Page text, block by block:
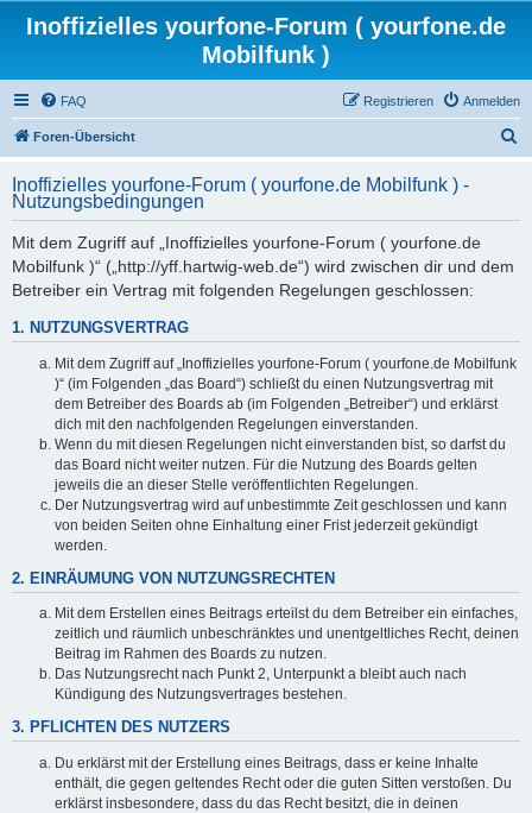
Inoffizielles yourfone-Forum ( yourfone.de
Mobilfunk )
FAQ Anmelden
Registrieren
Foren-Übersicht
h
Inoffizielles yourfone-Forum ( yourfone.de Mobilfunk ) -
Nutzungsbedingungen
Mit dem Zugriff auf „Inoffizielles yourfone-Forum ( yourfone.de
Mobilfunk )“ („http://yff.hartwig-web.de“) wird zwischen dir und dem
Betreiber ein Vertrag mit folgenden Regelungen geschlossen:
1. NUTZUNGSVERTRAG
Mit dem Zugriff auf „Inoffizielles yourfone-Forum ( yourfone.de Mobilfunk
)“ (im Folgenden „das Board“) schließt du einen Nutzungsvertrag mit
dem Betreiber des Boards ab (im Folgenden „Betreiber“) und erklärst
dich mit den nachfolgenden Regelungen einverstanden.
Wenn du mit diesen Regelungen nicht einverstanden bist, so darfst du
das Board nicht weiter nutzen. Für die Nutzung des Boards gelten
jeweils die an dieser Stelle veröffentlichten Regelungen.
Der Nutzungsvertrag wird auf unbestimmte Zeit geschlossen und kann
von beiden Seiten ohne Einhaltung einer Frist jederzeit gekündigt
werden.
2. EINRÄUMUNG VON NUTZUNGSRECHTEN
Mit dem Erstellen eines Beitrags erteilst du dem Betreiber ein einfaches,
zeitlich und räumlich unbeschränktes und unentgeltliches Recht, deinen
Beitrag im Rahmen des Boards zu nutzen.
Das Nutzungsrecht nach Punkt 2, Unterpunkt a bleibt auch nach
Kündigung des Nutzungsvertrages bestehen.
3. PFLICHTEN DES NUTZERS
Du erklärst mit der Erstellung eines Beitrags, dass er keine Inhalte
enthält, die gegen geltendes Recht oder die guten Sitten verstoßen. Du
erklärst insbesondere, dass du das Recht besitzt, die in deinen